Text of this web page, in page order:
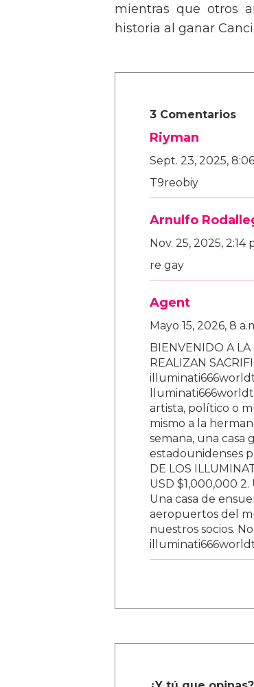
mientras que otros
historia al ganar
3 Comentarios
Riyman
Sept. 23, 2025,
T9reobiy
Arnulfo
Nov. 25, 2025, 2:14
re gay
Agent
Mayo 15, 2026, 8
BIENVENIDO A
REALIZAN
artista, político o
mismo a la
semana, una casa
estadounidenses
DE LOS
USD $1,000,000
Una casa de
aeropuertos del
nuestros socios.